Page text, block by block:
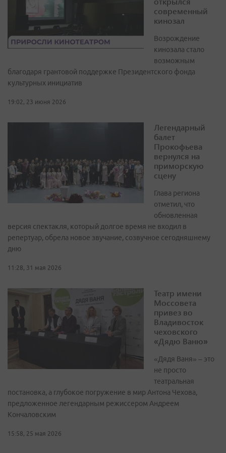
современный
кинозал
Возрождение
кинозала стало
возможным
благодаря грантовой поддержке Президентского фонда
культурных инициатив
19:02, 23 июня 2026
Легендарный
балет
Прокофьева
вернулся на
приморскую
сцену
Глава региона
отметил, что
обновленная
версия спектакля, который долгое время не входил в
репертуар, обрела новое звучание, созвучное сегодняшнему
дню
11:28, 31 мая 2026
Театр имени
Моссовета
привез во
Владивосток
чеховского
«Дядю Ваню»
«Дядя Ваня» – это
не просто
театральная
постановка, а глубокое погружение в мир Антона Чехова,
предложенное легендарным режиссером Андреем
Кончаловским
15:58, 25 мая 2026